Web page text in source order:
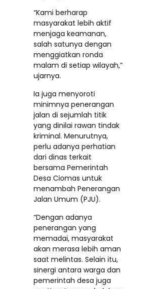
“Kami berharap
masyarakat lebih aktif
menjaga keamanan,
salah satunya dengan
menggiatkan ronda
malam di setiap wilayah,”
ujarnya.
Ia juga menyoroti
minimnya penerangan
jalan di sejumlah titik
yang dinilai rawan tindak
kriminal. Menurutnya,
perlu adanya perhatian
dari dinas terkait
bersama Pemerintah
Desa Ciomas untuk
menambah Penerangan
Jalan Umum (PJU).
“Dengan adanya
penerangan yang
memadai, masyarakat
akan merasa lebih aman
saat melintas. Selain itu,
sinergi antara warga dan
pemerintah desa juga